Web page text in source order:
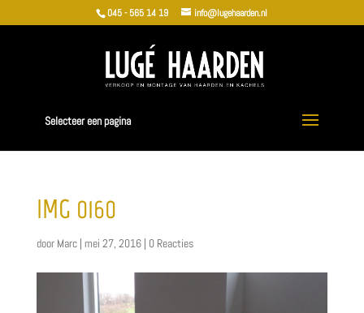
045 - 565 14 19 info@lugehaarden.nl
Selecteer een pagina
IMG_0160
door Marc| mei 27, 2016| 0 Reacties